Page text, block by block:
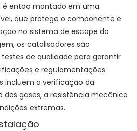
é então montado em uma
que protege o componente e
no sistema de escape do
os catalisadores são
de qualidade para garantir
e regulamentações
incluem a verificação da
gases, a resistência mecânica
extremas.